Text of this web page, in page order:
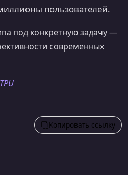
пользователей.
под конкретную задачу —
современных
Копировать ссылку